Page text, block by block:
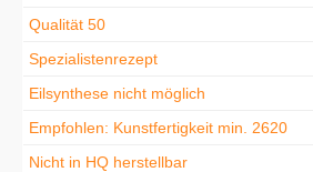
Qualität 50
Spezialistenrezept
Eilsynthese nicht möglich
Empfohlen: Kunstfertigkeit min. 2620
Nicht in HQ herstellbar